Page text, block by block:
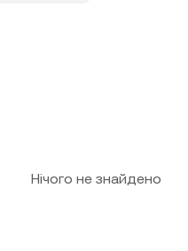
Нічого не знайдено